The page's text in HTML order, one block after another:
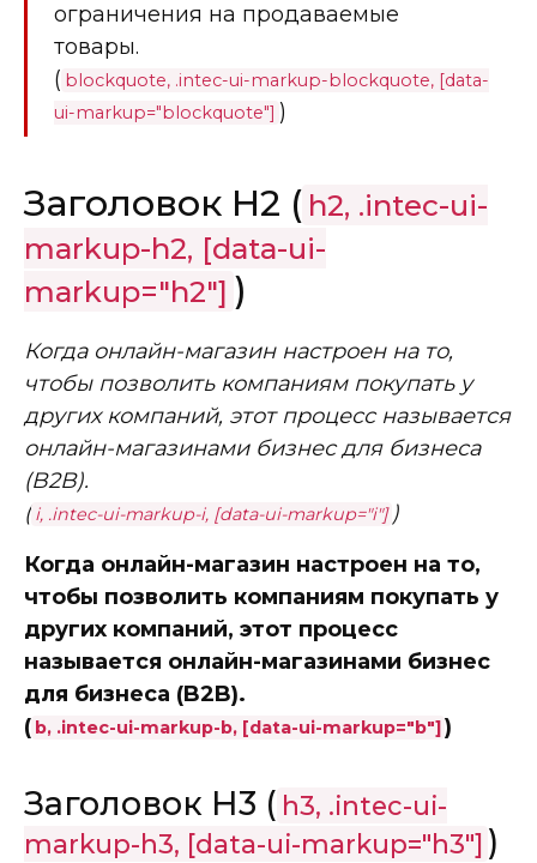
ограничения на продаваемые
товары.
( blockquote, .intec-ui-markup-blockquote, [data-
ui-markup="blockquote"] )
Заголовок H2 ( h2, .intec-ui-
markup-h2, [data-ui-
markup="h2"] )
Когда онлайн-магазин настроен на то,
чтобы позволить компаниям покупать у
других компаний, этот процесс называется
онлайн-магазинами бизнес для бизнеса
(B2B).
( i, .intec-ui-markup-i, [data-ui-markup="i"] )
Когда онлайн-магазин настроен на то,
чтобы позволить компаниям покупать у
других компаний, этот процесс
называется онлайн-магазинами бизнес
для бизнеса (B2B).
( b, .intec-ui-markup-b, [data-ui-markup="b"])
Заголовок H3 ( h3, .intec-ui-
markup-h3, [data-ui-markup="h3"] )